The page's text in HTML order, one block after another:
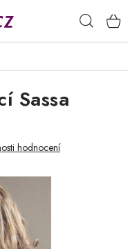
Sassa
hodnocení